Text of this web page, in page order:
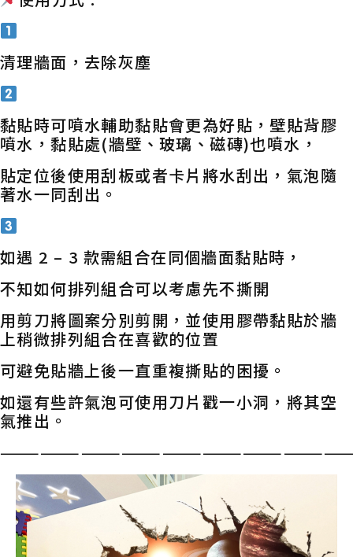
清理牆面，去除灰塵
黏貼時可噴水輔助黏貼會更為好貼，壁貼背膠
噴水，黏貼處(牆壁、玻璃、磁磚)也噴水，
貼定位後使用刮板或者卡片將水刮出，氣泡隨
著水一同刮出。
如遇 2 – 3 款需組合在同個牆面黏貼時，
不知如何排列組合可以考慮先不撕開
用剪刀將圖案分別剪開，並使用膠帶黏貼於牆
上稍微排列組合在喜歡的位置
可避免貼牆上後一直重複撕貼的困擾。
如還有些許氣泡可使用刀片戳一小洞，將其空
氣推出。